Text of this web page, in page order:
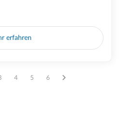
erfahren
page
sur la page
êtes sur la page
Vous êtes sur la page
4 Vous êtes sur la page
5 Vous êtes sur la page
6